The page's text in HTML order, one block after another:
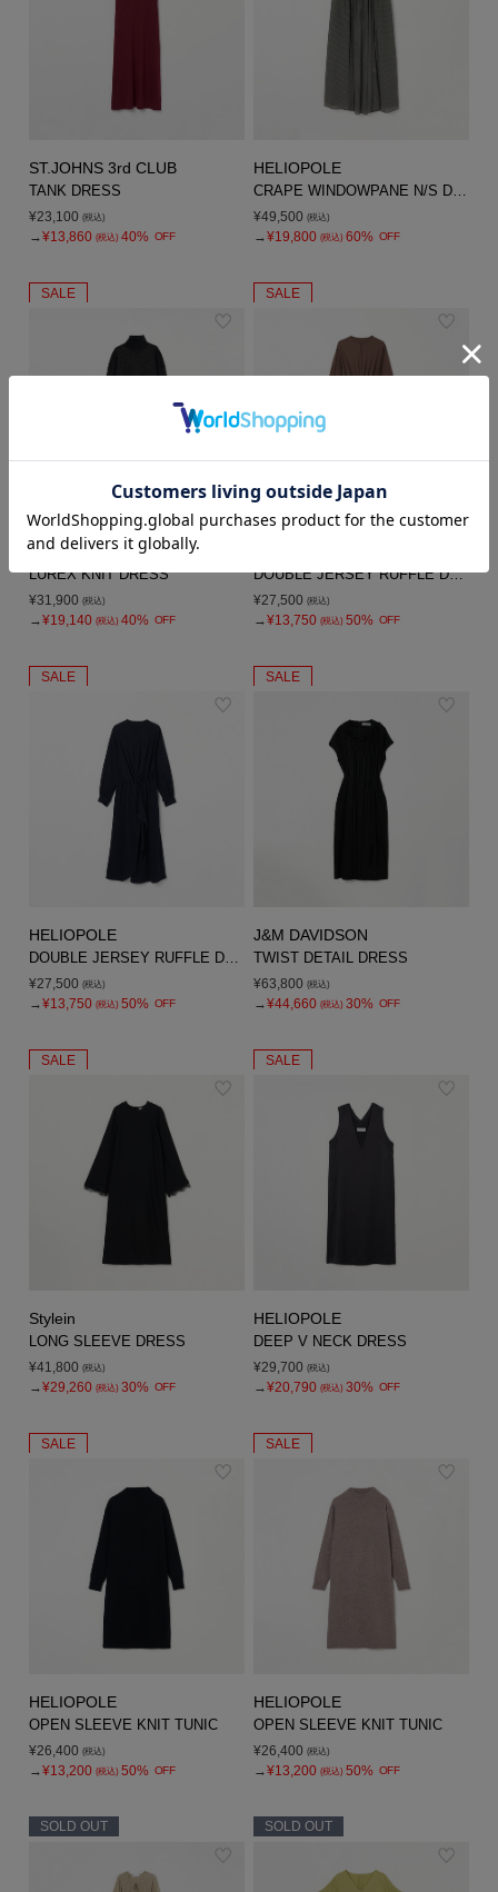
ST.JOHNS 3rd CLUB
TANK DRESS
¥23,100 (税込)
→¥13,860 (税込) 40% OFF
HELIOPOLE
CRAPE WINDOWPANE N/S DRESS
¥49,500 (税込)
→¥19,800 (税込) 60% OFF
SALE
three dots
LUREX KNIT DRESS
¥31,900 (税込)
→¥19,140 (税込) 40% OFF
SALE
DOUBLE JERSEY RUFFLE DRESS
¥27,500 (税込)
→¥13,750 (税込) 50% OFF
SALE
HELIOPOLE
DOUBLE JERSEY RUFFLE DRESS
¥27,500 (税込)
→¥13,750 (税込) 50% OFF
SALE
J&M DAVIDSON
TWIST DETAIL DRESS
¥63,800 (税込)
→¥44,660 (税込) 30% OFF
SALE
Stylein
LONG SLEEVE DRESS
¥41,800 (税込)
→¥29,260 (税込) 30% OFF
SALE
HELIOPOLE
DEEP V NECK DRESS
¥29,700 (税込)
→¥20,790 (税込) 30% OFF
SALE
HELIOPOLE
OPEN SLEEVE KNIT TUNIC
¥26,400 (税込)
→¥13,200 (税込) 50% OFF
SALE
HELIOPOLE
OPEN SLEEVE KNIT TUNIC
¥26,400 (税込)
→¥13,200 (税込) 50% OFF
SOLD OUT SOLD OUT